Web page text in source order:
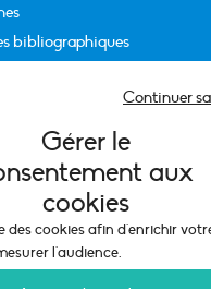
Gérer le
aux
cookies
des cookies afin d'enrichir
l'audience.
Continuer
bibliographiques
(UE)